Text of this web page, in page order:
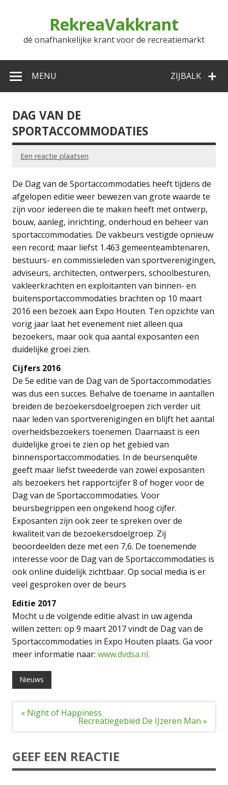
RekreaVakkrant
dé onafhankelijke krant voor de recreatiemarkt
ZIJBALK
MENU
DAG VAN DE
SPORTACCOMMODATIES
Een reactie plaatsen
De Dag van de Sportaccommodaties heeft tijdens de
afgelopen editie weer bewezen van grote waarde te
zijn voor iedereen die te maken heeft met ontwerp,
bouw, aanleg, inrichting, onderhoud en beheer van
sportaccommodaties. De vakbeurs vestigde opnieuw
een record; maar liefst 1.463 gemeenteambtenaren,
bestuurs- en commissieleden van sportverenigingen,
adviseurs, architecten, ontwerpers, schoolbesturen,
vakleerkrachten en exploitanten van binnen- en
buitensportaccommodaties brachten op 10 maart
2016 een bezoek aan Expo Houten. Ten opzichte van
vorig jaar laat het evenement niet alleen qua
bezoekers, maar ook qua aantal exposanten een
duidelijke groei zien.
Cijfers 2016
De 5e editie van de Dag van de Sportaccommodaties
was dus een succes. Behalve de toename in aantallen
breiden de bezoekersdoelgroepen zich verder uit
naar leden van sportverenigingen en blijft het aantal
overheidsbezoekers toenemen. Daarnaast is een
duidelijke groei te zien op het gebied van
binnensportaccommodaties. In de beursenquête
geeft maar liefst tweederde van zowel exposanten
als bezoekers het rapportcijfer 8 of hoger voor de
Dag van de Sportaccommodaties. Voor
beursbegrippen een ongekend hoog cijfer.
Exposanten zijn ook zeer te spreken over de
kwaliteit van de bezoekersdoelgroep. Zij
beoordeelden deze met een 7,6. De toenemende
interesse voor de Dag van de Sportaccommodaties is
ook online duidelijk zichtbaar. Op social media is er
veel gesproken over de beurs
Editie 2017
Mocht u de volgende editie alvast in uw agenda
willen zetten: op 9 maart 2017 vindt de Dag van de
Sportaccommodaties in Expo Houten plaats. Ga voor
meer informatie naar: www.dvdsa.nl.
Nieuws
Bericht
navigatie
« Night of Happiness
Recreatiegebied De IJzeren Man »
GEEF EEN REACTIE